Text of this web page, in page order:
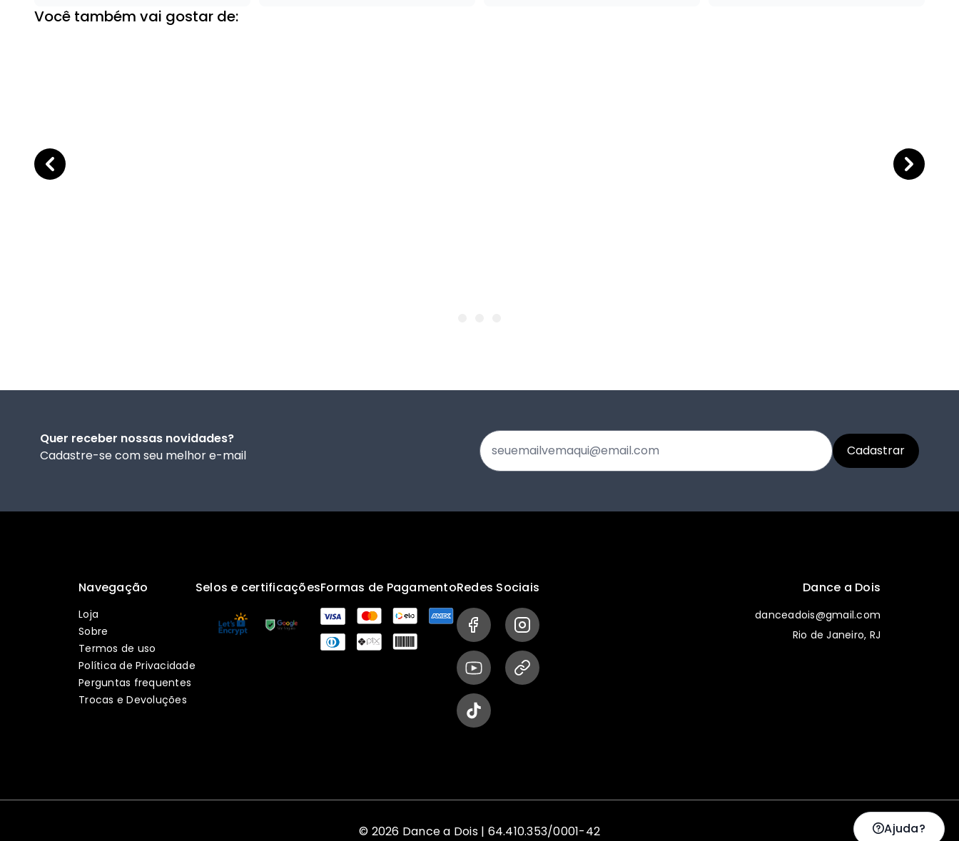
Você também vai gostar de:
Quer receber nossas novidades?
Cadastre-se com seu melhor e-mail
Navegação
Loja
Sobre
Termos de uso
Política de Privacidade
Perguntas frequentes
Trocas e Devoluções
Selos e certificaçõesFormas de PagamentoRedes Sociais Dance a Dois
danceadois@gmail.com
Rio de Janeiro, RJ
© 2026 Dance a Dois | 64.410.353/0001-42 Ajuda?